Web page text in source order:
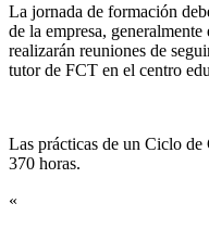
La jornada de formación
de la empresa,
realizarán reuniones de
tutor de FCT en el centro
Las prácticas de un Ciclo
370 horas.
«